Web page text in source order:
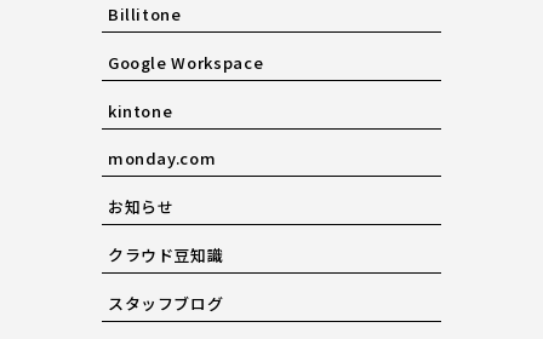
Billitone
Google Workspace
kintone
monday.com
お知らせ
クラウド豆知識
スタッフブログ